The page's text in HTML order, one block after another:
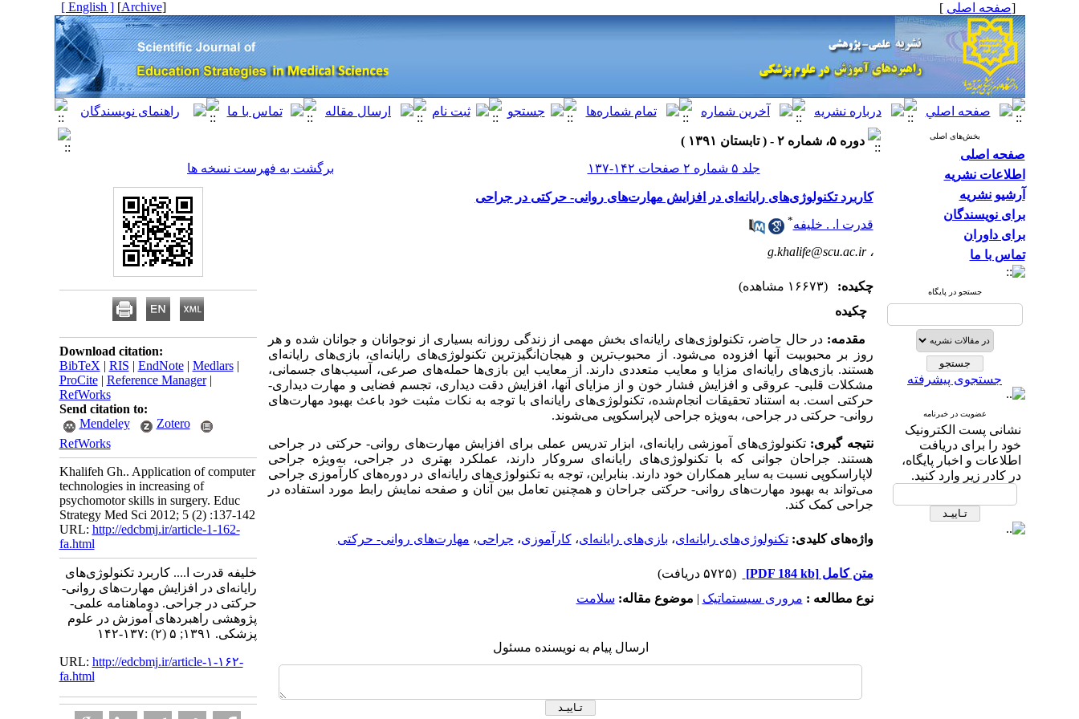
[صفحه اصلی ]
[
Archive
]
[ English ]
بخش‌های اصلی
صفحه اصلی
اطلاعات نشریه
آرشیو نشریه
برای نویسندگان
برای داوران
تماس با ما
جستجو در پایگاه
جستجوی پیشرفته
عضویت در خبرنامه
نشانی پست الکترونیک
خود را برای دریافت
اطلاعات و اخبار پایگاه،
در کادر زیر وارد کنید.
دوره ۵، شماره ۲ - ( تابستان ۱۳۹۱ )
جلد ۵ شماره ۲ صفحات ۱۴۲-۱۳۷
برگشت به فهرست نسخه ها
کاربرد تکنولوژی‌های رایانه‌ای در افزایش مهارت‌های روانی- حرکتی در جراحی
قدرت ا. . خلیفه*
،g.khalife@scu.ac.ir
چکیده:
(۱۶۶۷۳ مشاهده)
چکیده
مقدمه:در حال حاضر، تکنولوژی‌های رایانه‌ای بخش مهمی از زندگی روزانه بسیاری از نوجوانان و جوانان شده و هر
روز بر محبوبیت آنها افزوده می‌شود. از محبوب‌ترین و هیجان‌انگیزترین تکنولوژی‌های رایانه‌ای، بازی‌های رایانه‌ای
هستند. بازی‌های رایانه‌ای مزایا و معایب متعددی دارند. از معایب این بازی‌ها حمله‌های صرعی، آسیب‌های جسمانی،
مشکلات قلبی- عروقی و افزایش فشار خون و از مزایای آنها، افزایش دقت دیداری، تجسم فضایی و مهارت دیداری-
حرکتی است. به استناد تحقیقات انجام‌شده، تکنولوژی‌های رایانه‌ای با توجه به نکات مثبت خود باعث بهبود مهارت‌های
روانی- حرکتی در جراحی، به‌ویژه جراحی لاپراسکوپی می‌شوند.
نتیجهگیری: تکنولوژی‌های آموزشی رایانه‌ای، ابزار تدریس عملی برای افزایش مهارت‌های روانی- حرکتی در جراحی
هستند. جراحان جوانی که با تکنولوژی‌های رایانه‌ای سروکار دارند، عملکرد بهتری در جراحی، به‌ویژه جراحی
لاپاراسکوپی نسبت به سایر همکاران خود دارند. بنابراین، توجه به تکنولوژی‌های رایانه‌ای در دوره‌های کارآموزی جراحی
می‌تواند به بهبود مهارت‌های روانی- حرکتی جراحان و همچنین تعامل بین آنان و صفحه نمایش رابط مورد استفاده در
جراحی کمک کند.
واژه‌های کلیدی:تکنولوژی‌های رایانه‌ای، بازی‌های رایانه‌ای،کارآموزی، جراحی، مهارت‌های روانی- حرکتی
متن کامل[PDF 184 kb]
(۵۷۲۵ دریافت)
نوع مطالعه : مروری سيستماتيک | موضوع مقاله: سلامت
ارسال پیام به نویسنده مسئول
Download citation:
BibTeX | RIS | EndNote| Medlars|
ProCite| Reference Manager|
RefWorks
Send citation to:
Mendeley
Zotero
RefWorks
Khalifeh Gh.. Application of computer
technologies in increasing of
psychomotor skills in surgery. Educ
Strategy Med Sci 2012; 5 (2) :137-142
URL: http://edcbmj.ir/article-1-162-
fa.html
خلیفه قدرت ا.... کاربرد تکنولوژی‌های
رایانه‌ای در افزایش مهارت‌های روانی-
حرکتی در جراحی. دوماهنامه علمی-
پژوهشی راهبردهای آموزش در علوم
پزشکی. ۱۳۹۱; ۵ (۲) :۱۳۷-۱۴۲
URL: http://edcbmj.ir/article-۱-۱۶۲-
fa.html